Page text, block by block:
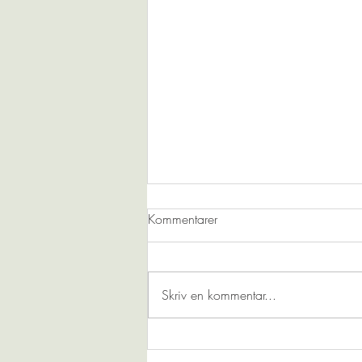
Kommentarer
Skriv en kommentar...